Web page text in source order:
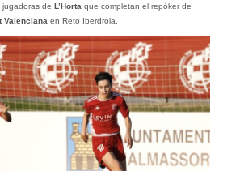
de L’Horta que completan el repóker de
Valenciana en Reto Iberdrola.